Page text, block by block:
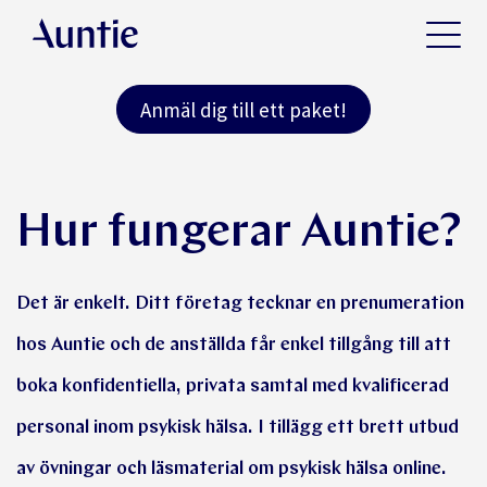
Anmäl dig till ett paket!
Hur fungerar Auntie?
Det är enkelt. Ditt företag tecknar en prenumeration
hos Auntie och de anställda får enkel tillgång till att
boka konfidentiella, privata samtal med kvalificerad
personal inom psykisk hälsa. I tillägg ett brett utbud
av övningar och läsmaterial om psykisk hälsa online.